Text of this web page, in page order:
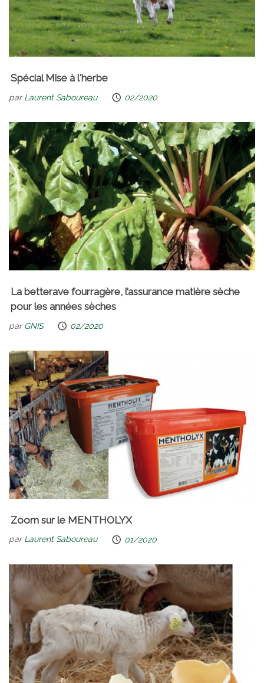
Spécial Mise à l'herbe
parLaurent Saboureau 02/2020
La betterave fourragère, l’assurance matière sèche
pour les années sèches
parGNIS 02/2020
Zoom sur le MENTHOLYX
parLaurent Saboureau 01/2020